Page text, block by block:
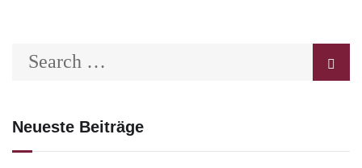
Neueste Beiträge